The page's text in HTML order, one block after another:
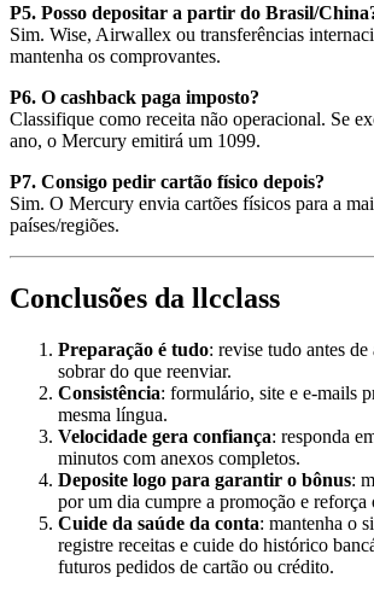
P5. Posso depositar a partir do Brasil/
Sim. Wise, Airwallex ou transferências
mantenha os comprovantes.
P6. O cashback paga imposto?
Classifique como receita não operacional. Se
ano, o Mercury emitirá um 1099.
P7. Consigo pedir cartão físico depois?
Sim. O Mercury envia cartões físicos para a
países/regiões.
Conclusões da llcclass
Preparação é tudo: revise tudo antes
sobrar do que reenviar.
Consistência: formulário, site e e-mails
mesma língua.
Velocidade gera confiança: responda
minutos com anexos completos.
Deposite logo para garantir o bônus:
por um dia cumpre a promoção e reforça
Cuide da saúde da conta: mantenha o
registre receitas e cuide do histórico
futuros pedidos de cartão ou crédito.